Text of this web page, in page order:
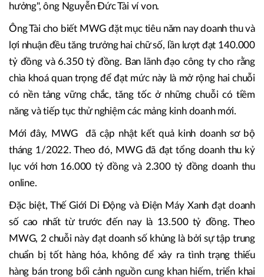
hưởng", ông Nguyễn Đức Tài ví von.
Ông Tài cho biết MWG đặt mục tiêu năm nay doanh thu và
lợi nhuận đều tăng trưởng hai chữ số, lần lượt đạt 140.000
tỷ đồng và 6.350 tỷ đồng. Ban lãnh đạo công ty cho rằng
chìa khoá quan trọng để đạt mức này là mở rộng hai chuỗi
có nền tảng vững chắc, tăng tốc ở những chuỗi có tiềm
năng và tiếp tục thử nghiệm các mảng kinh doanh mới.
Mới đây, MWG đã cập nhật kết quả kinh doanh sơ bộ
tháng 1/2022. Theo đó, MWG đã đạt tổng doanh thu kỷ
lục với hơn 16.000 tỷ đồng và 2.300 tỷ đồng doanh thu
online.
Đặc biệt, Thế Giới Di Động và Điện Máy Xanh đạt doanh
số cao nhất từ trước đến nay là 13.500 tỷ đồng. Theo
MWG, 2 chuỗi này đạt doanh số khủng là bởi sự tập trung
chuẩn bị tốt hàng hóa, không để xảy ra tình trạng thiếu
hàng bán trong bối cảnh nguồn cung khan hiếm, triển khai